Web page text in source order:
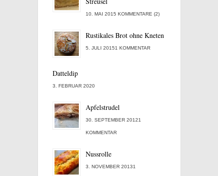
10. MAI 2015 KOMMENTARE (2)
Rustikales Brot ohne Kneten
5. JULI 20151 KOMMENTAR
Datteldip
3. FEBRUAR 2020
Apfelstrudel
30. SEPTEMBER 20121
KOMMENTAR
Nussrolle
3. NOVEMBER 20131